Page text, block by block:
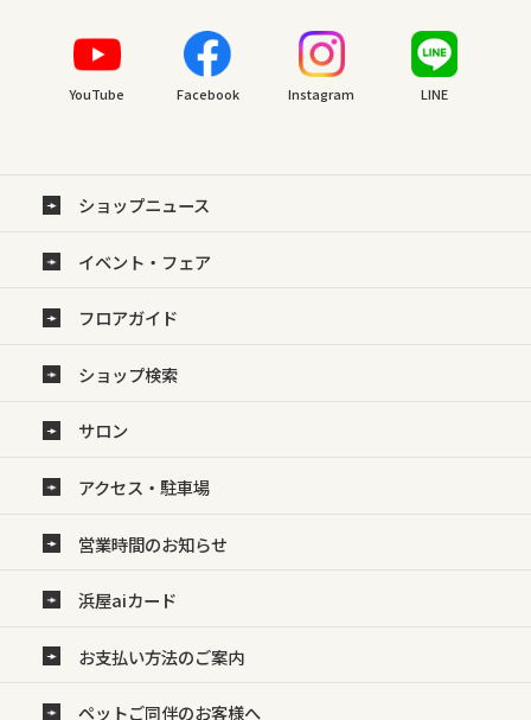
YouTube Facebook Instagram LINE
ショップニュース
イベント・フェア
フロアガイド
ショップ検索
サロン
アクセス・駐車場
営業時間のお知らせ
浜屋aiカード
お支払い方法のご案内
ペットご同伴のお客様へ